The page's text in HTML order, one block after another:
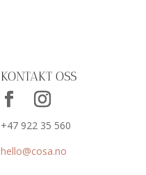
KONTAKT OSS
+47 922 35 560
hello@cosa.no